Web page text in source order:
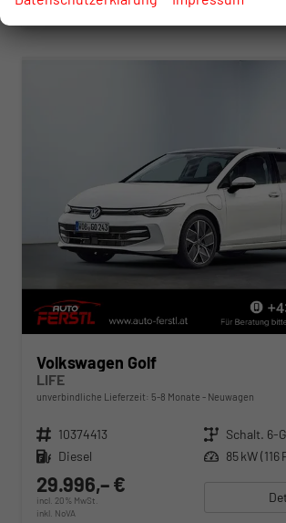
CO2-Emissionen:123,00 g/km
Volkswagen Golf
LIFE
unverbindliche Lieferzeit: 5-8 Monate Neuwagen
Fahrzeugnr. 10374413 Getriebe Schalt. 6-
Kraftstoff Diesel Leistung 85 kW (116
29.996,– €
incl. 20% MwSt.
inkl. NoVA